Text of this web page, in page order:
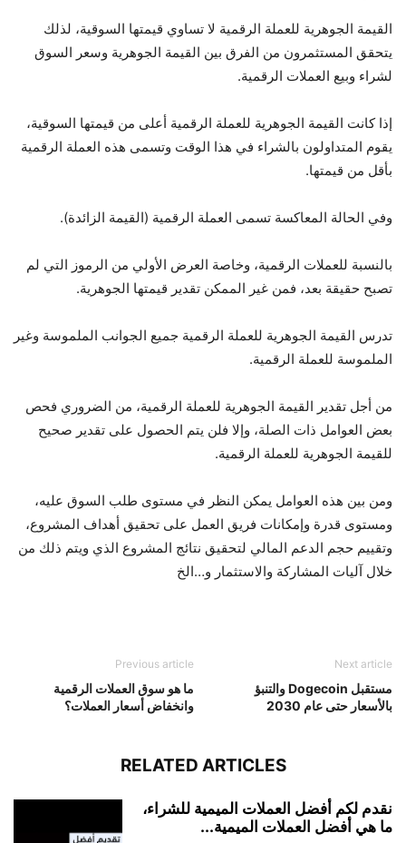
القيمة الجوهرية للعملة الرقمية لا تساوي قيمتها السوقية، لذلك
يتحقق المستثمرون من الفرق بين القيمة الجوهرية وسعر السوق
لشراء وبيع العملات الرقمية.
إذا كانت القيمة الجوهرية للعملة الرقمية أعلى من قيمتها السوقية،
يقوم المتداولون بالشراء في هذا الوقت وتسمى هذه العملة الرقمية
بأقل من قيمتها.
وفي الحالة المعاكسة تسمى العملة الرقمية (القيمة الزائدة).
بالنسبة للعملات الرقمية، وخاصة العرض الأولي من الرموز التي لم
تصبح حقيقة بعد، فمن غير الممكن تقدير قيمتها الجوهرية.
تدرس القيمة الجوهرية للعملة الرقمية جميع الجوانب الملموسة وغير
الملموسة للعملة الرقمية.
من أجل تقدير القيمة الجوهرية للعملة الرقمية، من الضروري فحص
بعض العوامل ذات الصلة، وإلا فلن يتم الحصول على تقدير صحيح
للقيمة الجوهرية للعملة الرقمية.
ومن بين هذه العوامل يمكن النظر في مستوى طلب السوق عليه،
ومستوى قدرة وإمكانات فريق العمل على تحقيق أهداف المشروع،
وتقييم حجم الدعم المالي لتحقيق نتائج المشروع الذي ويتم ذلك من
خلال آليات المشاركة والاستثمار و…الخ
Previous article
ما هو سوق العملات الرقمية
وانخفاض أسعار العملات؟
Next article
مستقبل Dogecoin والتنبؤ
بالأسعار حتى عام 2030
RELATED ARTICLES
نقدم لكم أفضل العملات الميمية للشراء،
ما هي أفضل العملات الميمية...